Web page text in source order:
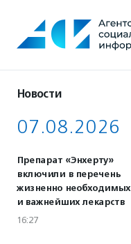
содержанию
Новости
07.08.2026
Препарат «Энхерту»
включили в перечень
жизненно необходимых
и важнейших лекарств
16:27